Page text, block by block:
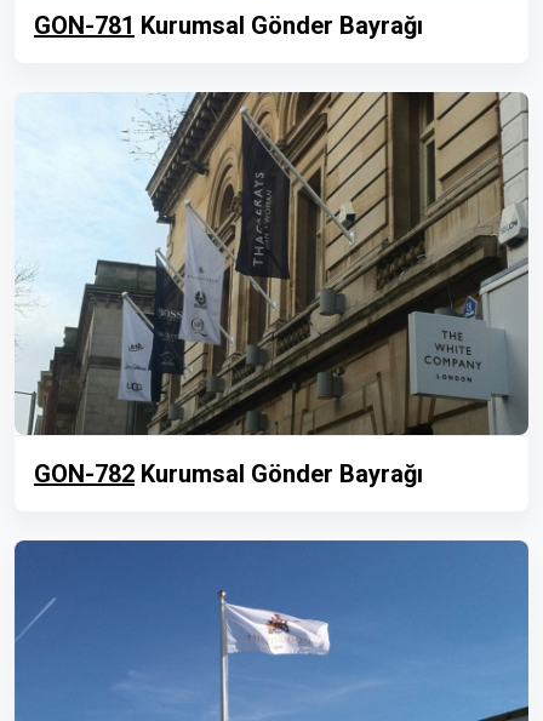
GON-781 Kurumsal Gönder Bayrağı
GON-782 Kurumsal Gönder Bayrağı